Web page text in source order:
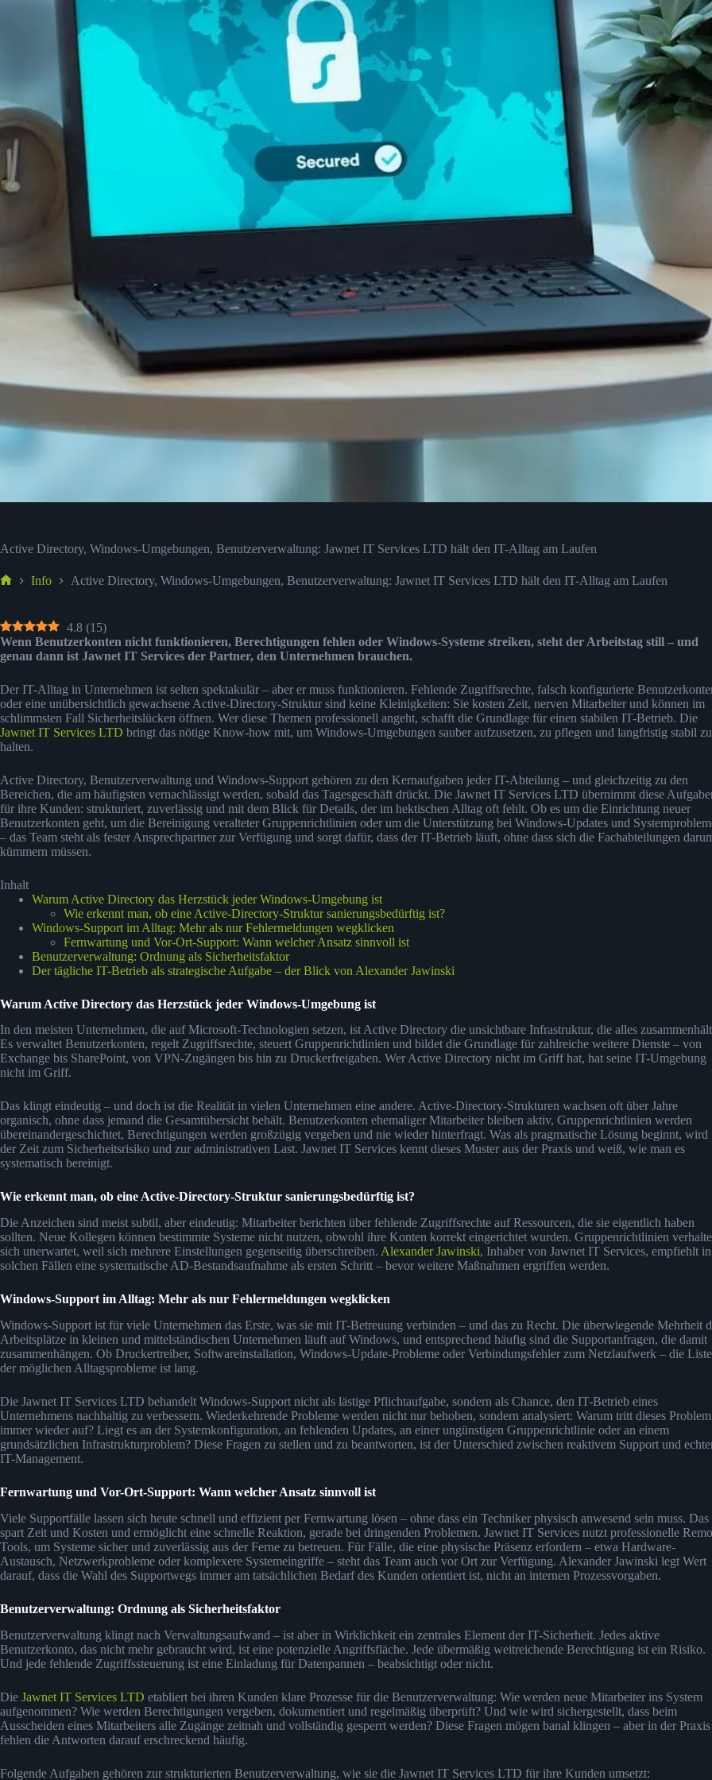
Active Directory, Windows-Umgebungen, Benutzerverwaltung: Jawnet IT Services LTD hält den IT-Alltag am Laufen
Info Active Directory, Windows-Umgebungen, Benutzerverwaltung: Jawnet IT Services LTD hält den IT-Alltag am Laufen
4.8 (15)
Wenn Benutzerkonten nicht funktionieren, Berechtigungen fehlen oder Windows-Systeme streiken, steht der Arbeitstag still – und
genau dann ist Jawnet IT Services der Partner, den Unternehmen brauchen.
Der IT-Alltag in Unternehmen ist selten spektakulär – aber er muss funktionieren. Fehlende Zugriffsrechte, falsch konfigurierte
oder eine unübersichtlich gewachsene Active-Directory-Struktur sind keine Kleinigkeiten: Sie kosten Zeit, nerven Mitarbeiter und können im
schlimmsten Fall Sicherheitslücken öffnen. Wer diese Themen professionell angeht, schafft die Grundlage für einen stabilen IT-Betrieb. Die
Jawnet IT Services LTD bringt das nötige Know-how mit, um Windows-Umgebungen sauber aufzusetzen, zu pflegen und langfristig stabil zu
halten.
Active Directory, Benutzerverwaltung und Windows-Support gehören zu den Kernaufgaben jeder IT-Abteilung – und gleichzeitig zu den
Bereichen, die am häufigsten vernachlässigt werden, sobald das Tagesgeschäft drückt. Die Jawnet IT Services LTD übernimmt diese
für ihre Kunden: strukturiert, zuverlässig und mit dem Blick für Details, der im hektischen Alltag oft fehlt. Ob es um die Einrichtung neuer
Benutzerkonten geht, um die Bereinigung veralteter Gruppenrichtlinien oder um die Unterstützung bei Windows-Updates und
– das Team steht als fester Ansprechpartner zur Verfügung und sorgt dafür, dass der IT-Betrieb läuft, ohne dass sich die Fachabteilungen
kümmern müssen.
Inhalt
Warum Active Directory das Herzstück jeder Windows-Umgebung ist
Wie erkennt man, ob eine Active-Directory-Struktur sanierungsbedürftig ist?
Windows-Support im Alltag: Mehr als nur Fehlermeldungen wegklicken
Fernwartung und Vor-Ort-Support: Wann welcher Ansatz sinnvoll ist
Benutzerverwaltung: Ordnung als Sicherheitsfaktor
Der tägliche IT-Betrieb als strategische Aufgabe – der Blick von Alexander Jawinski
Warum Active Directory das Herzstück jeder Windows-Umgebung ist
In den meisten Unternehmen, die auf Microsoft-Technologien setzen, ist Active Directory die unsichtbare Infrastruktur, die alles
Es verwaltet Benutzerkonten, regelt Zugriffsrechte, steuert Gruppenrichtlinien und bildet die Grundlage für zahlreiche weitere Dienste – von
Exchange bis SharePoint, von VPN-Zugängen bis hin zu Druckerfreigaben. Wer Active Directory nicht im Griff hat, hat seine IT-Umgebung
nicht im Griff.
Das klingt eindeutig – und doch ist die Realität in vielen Unternehmen eine andere. Active-Directory-Strukturen wachsen oft über Jahre
organisch, ohne dass jemand die Gesamtübersicht behält. Benutzerkonten ehemaliger Mitarbeiter bleiben aktiv, Gruppenrichtlinien werden
übereinandergeschichtet, Berechtigungen werden großzügig vergeben und nie wieder hinterfragt. Was als pragmatische Lösung beginnt, wird
der Zeit zum Sicherheitsrisiko und zur administrativen Last. Jawnet IT Services kennt dieses Muster aus der Praxis und weiß, wie man es
systematisch bereinigt.
Wie erkennt man, ob eine Active-Directory-Struktur sanierungsbedürftig ist?
Die Anzeichen sind meist subtil, aber eindeutig: Mitarbeiter berichten über fehlende Zugriffsrechte auf Ressourcen, die sie eigentlich haben
sollten. Neue Kollegen können bestimmte Systeme nicht nutzen, obwohl ihre Konten korrekt eingerichtet wurden. Gruppenrichtlinien
sich unerwartet, weil sich mehrere Einstellungen gegenseitig überschreiben. Alexander Jawinski, Inhaber von Jawnet IT Services, empfiehlt in
solchen Fällen eine systematische AD-Bestandsaufnahme als ersten Schritt – bevor weitere Maßnahmen ergriffen werden.
Windows-Support im Alltag: Mehr als nur Fehlermeldungen wegklicken
Windows-Support ist für viele Unternehmen das Erste, was sie mit IT-Betreuung verbinden – und das zu Recht. Die überwiegende Mehrheit
Arbeitsplätze in kleinen und mittelständischen Unternehmen läuft auf Windows, und entsprechend häufig sind die Supportanfragen, die damit
zusammenhängen. Ob Druckertreiber, Softwareinstallation, Windows-Update-Probleme oder Verbindungsfehler zum Netzlaufwerk – die Liste
der möglichen Alltagsprobleme ist lang.
Die Jawnet IT Services LTD behandelt Windows-Support nicht als lästige Pflichtaufgabe, sondern als Chance, den IT-Betrieb eines
Unternehmens nachhaltig zu verbessern. Wiederkehrende Probleme werden nicht nur behoben, sondern analysiert: Warum tritt dieses Problem
immer wieder auf? Liegt es an der Systemkonfiguration, an fehlenden Updates, an einer ungünstigen Gruppenrichtlinie oder an einem
grundsätzlichen Infrastrukturproblem? Diese Fragen zu stellen und zu beantworten, ist der Unterschied zwischen reaktivem Support und
IT-Management.
Fernwartung und Vor-Ort-Support: Wann welcher Ansatz sinnvoll ist
Viele Supportfälle lassen sich heute schnell und effizient per Fernwartung lösen – ohne dass ein Techniker physisch anwesend sein muss. Das
spart Zeit und Kosten und ermöglicht eine schnelle Reaktion, gerade bei dringenden Problemen. Jawnet IT Services nutzt professionelle
Tools, um Systeme sicher und zuverlässig aus der Ferne zu betreuen. Für Fälle, die eine physische Präsenz erfordern – etwa Hardware-
Austausch, Netzwerkprobleme oder komplexere Systemeingriffe – steht das Team auch vor Ort zur Verfügung. Alexander Jawinski legt Wert
darauf, dass die Wahl des Supportwegs immer am tatsächlichen Bedarf des Kunden orientiert ist, nicht an internen Prozessvorgaben.
Benutzerverwaltung: Ordnung als Sicherheitsfaktor
Benutzerverwaltung klingt nach Verwaltungsaufwand – ist aber in Wirklichkeit ein zentrales Element der IT-Sicherheit. Jedes aktive
Benutzerkonto, das nicht mehr gebraucht wird, ist eine potenzielle Angriffsfläche. Jede übermäßig weitreichende Berechtigung ist ein Risiko.
Und jede fehlende Zugriffssteuerung ist eine Einladung für Datenpannen – beabsichtigt oder nicht.
Die Jawnet IT Services LTD etabliert bei ihren Kunden klare Prozesse für die Benutzerverwaltung: Wie werden neue Mitarbeiter ins System
aufgenommen? Wie werden Berechtigungen vergeben, dokumentiert und regelmäßig überprüft? Und wie wird sichergestellt, dass beim
Ausscheiden eines Mitarbeiters alle Zugänge zeitnah und vollständig gesperrt werden? Diese Fragen mögen banal klingen – aber in der Praxis
fehlen die Antworten darauf erschreckend häufig.
Folgende Aufgaben gehören zur strukturierten Benutzerverwaltung, wie sie die Jawnet IT Services LTD für ihre Kunden umsetzt: